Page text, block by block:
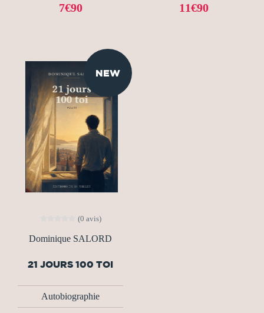
7€90 11€90
NEW
(0 avis)
Dominique SALORD
21 JOURS 100 TOI
Autobiographie